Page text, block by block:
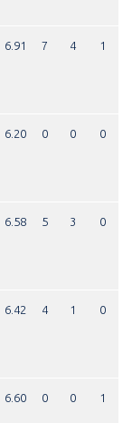
6.91 7 4 1
6.20 0 0 0
6.58 5 3 0
6.42 4 1 0
6.60 0 0 1